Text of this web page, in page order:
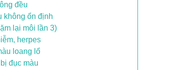
đều
không ổn định
lại môi lần 3)
herpes
loang lổ
đục màu